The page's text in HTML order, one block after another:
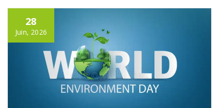
28
Juin, 2026